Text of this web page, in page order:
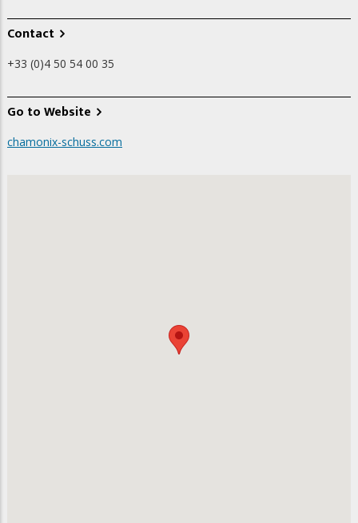
Contact
+33 (0)4 50 54 00 35
Go to Website
chamonix-schuss.com